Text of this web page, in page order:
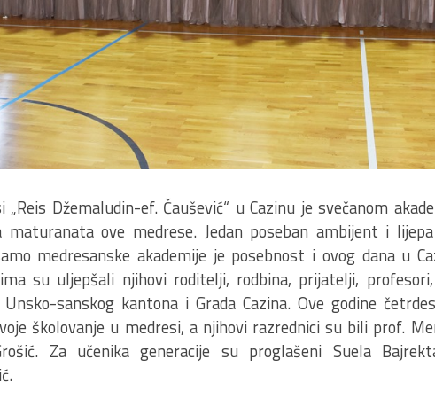
„Reis Džemaludin-ef. Čaušević“ u Cazinu je svečanom
maturanata ove medrese. Jedan poseban ambijent i
medresanske akademije je posebnost i ovog dana u
su uljepšali njihovi roditelji, rodbina, prijatelji,
Unsko-sanskog kantona i Grada Cazina. Ove godine
školovanje u medresi, a njihovi razrednici su bili prof.
Za učenika generacije su proglašeni Suela